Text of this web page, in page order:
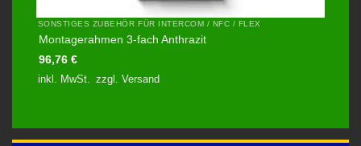
SONSTIGES ZUBEHÖR FÜR INTERCOM / NFC / FLEX
Montagerahmen 3-fach Anthrazit
96,76 €
inkl. MwSt. zzgl. Versand